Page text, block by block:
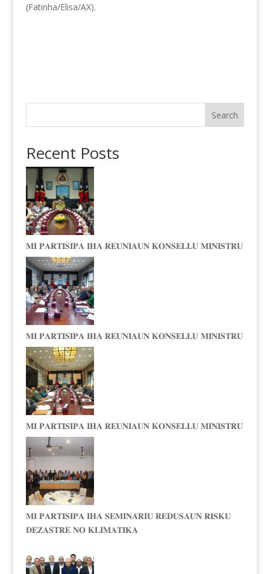
(Fatinha/Elisa/AX).
Search
Recent Posts
𝐌𝐈 𝐏𝐀𝐑𝐓𝐈𝐒𝐈𝐏𝐀 𝐈𝐇𝐀 𝐑𝐄𝐔𝐍𝐈𝐀𝐔𝐍 𝐊𝐎𝐍𝐒𝐄𝐋𝐋𝐔 𝐌𝐈𝐍𝐈𝐒𝐓𝐑𝐔
𝐌𝐈 𝐏𝐀𝐑𝐓𝐈𝐒𝐈𝐏𝐀 𝐈𝐇𝐀 𝐑𝐄𝐔𝐍𝐈𝐀𝐔𝐍 𝐊𝐎𝐍𝐒𝐄𝐋𝐋𝐔 𝐌𝐈𝐍𝐈𝐒𝐓𝐑𝐔
𝐌𝐈 𝐏𝐀𝐑𝐓𝐈𝐒𝐈𝐏𝐀 𝐈𝐇𝐀 𝐑𝐄𝐔𝐍𝐈𝐀𝐔𝐍 𝐊𝐎𝐍𝐒𝐄𝐋𝐋𝐔 𝐌𝐈𝐍𝐈𝐒𝐓𝐑𝐔
𝐌𝐈 𝐏𝐀𝐑𝐓𝐈𝐒𝐈𝐏𝐀 𝐈𝐇𝐀 𝐒𝐄𝐌𝐈𝐍𝐀́𝐑𝐈𝐔 𝐑𝐄𝐃𝐔𝐒𝐀𝐔𝐍 𝐑𝐈𝐒𝐊𝐔
𝐃𝐄𝐙𝐀𝐒𝐓𝐑𝐄 𝐍𝐎 𝐊𝐋𝐈𝐌𝐀𝐓𝐈𝐊𝐀